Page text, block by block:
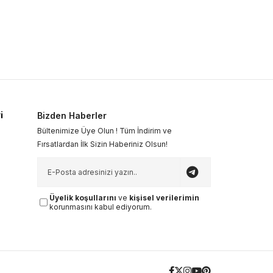
Bizden Haberler
Bültenimize Üye Olun ! Tüm İndirim ve
Fırsatlardan İlk Sizin Haberiniz Olsun!
Üyelik koşullarını ve kişisel verilerimin
korunmasını kabul ediyorum.